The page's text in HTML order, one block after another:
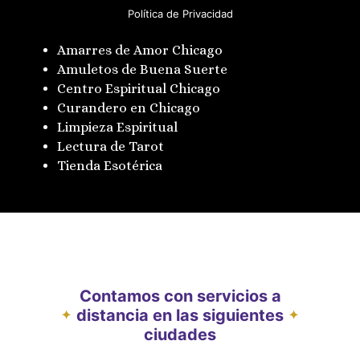
Política de Privacidad
Amarres de Amor Chicago
Amuletos de Buena Suerte
Centro Espiritual Chicago
Curandero en Chicago
Limpieza Espiritual
Lectura de Tarot
Tienda Esotérica
✦
Contamos con servicios a
distancia en las siguientes
ciudades
✦